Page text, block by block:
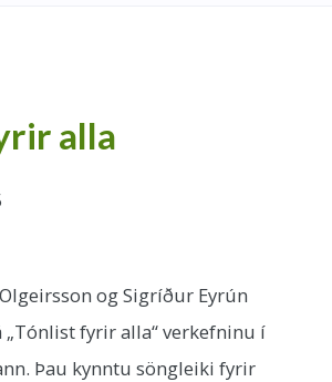
alla
og Sigríður Eyrún
fyrir alla“ verkefninu í
Þau kynntu söngleiki fyrir